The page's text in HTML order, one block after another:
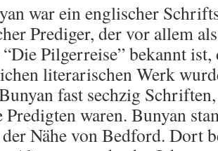
war ein englischer
Prediger, der vor allem
Pilgerreise” bekannt ist,
literarischen Werk
fast sechzig
Predigten waren. Bunyan
Nähe von Bedford. Dort